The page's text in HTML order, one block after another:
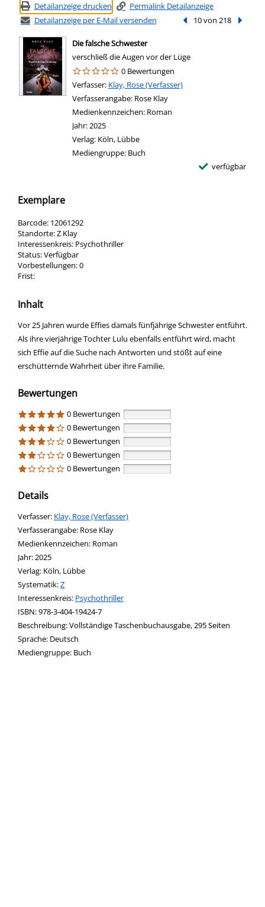
Detailanzeige drucken
Permalink Detailanzeige
Detailanzeige per E-Mail versenden
Vorheriger Treffer
10 von 218
Die falsche Schwester
verschließ die Augen vor der Lüge
0 Bewertungen
Verfasser: Suche nach diesem Verfasser
Klay, Rose (Verfasser)
Verfasserangabe: Rose Klay
Medienkennzeichen: Roman
Jahr:2025
Verlag: Köln, Lübbe
Mediengruppe: Buch
verfügbar
Exemplare
Barcode: 12061292
Standorte:Z Klay
Interessenkreis: Psychothriller
Status:Verfügbar
Vorbestellungen:0
Frist:
Inhalt
Vor 25 Jahren wurde Effies damals fünfjährige Schwester entführt.
Als ihre vierjährige Tochter Lulu ebenfalls entführt wird, macht
sich Effie auf die Suche nach Antworten und stößt auf eine
erschütternde Wahrheit über ihre Familie.
Bewertungen
0 Bewertungen
0 Bewertungen
0 Bewertungen
0 Bewertungen
0 Bewertungen
Details
Verfasser: Suche nach diesem Verfasser
Klay, Rose (Verfasser)
Verfasserangabe: Rose Klay
Medienkennzeichen: Roman
Jahr:2025
Verlag: Köln, Lübbe
opens in new tab
Diesen Link in neuem Tab öffnen
Systematik:Suche nach dieser Systematik
Z
Interessenkreis: Suche nach diesem Interessenskreis
Psychothriller
ISBN:978-3-404-19424-7
Beschreibung:Vollständige Taschenbuchausgabe, 295 Seiten
Suche nach dieser Beteiligten Person
Sprache: Deutsch
Mediengruppe: Buch